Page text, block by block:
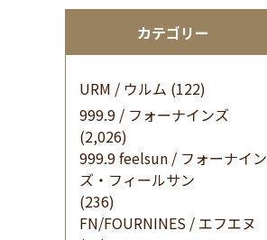
カテゴリー
URM / ウルム (122)
999.9 / フォーナインズ
(2,026)
999.9 feelsun / フォーナイン
ズ・フィールサン
(236)
FN/FOURNINES / エフエヌ